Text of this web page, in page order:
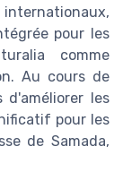
pour les
comme
Au cours de
d'améliorer les
pour les
de Samada,